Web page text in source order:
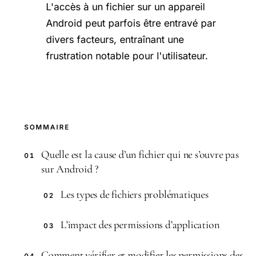
L'accès à un fichier sur un appareil
Android peut parfois être entravé par
divers facteurs, entraînant une
frustration notable pour l'utilisateur.
SOMMAIRE
01
Quelle est la cause d’un fichier qui ne s’ouvre pas
sur Android ?
02 Les types de fichiers problématiques
03 L’impact des permissions d’application